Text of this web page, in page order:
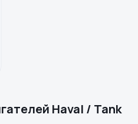
Haval / Tank